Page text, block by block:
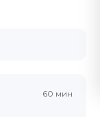
60 мин